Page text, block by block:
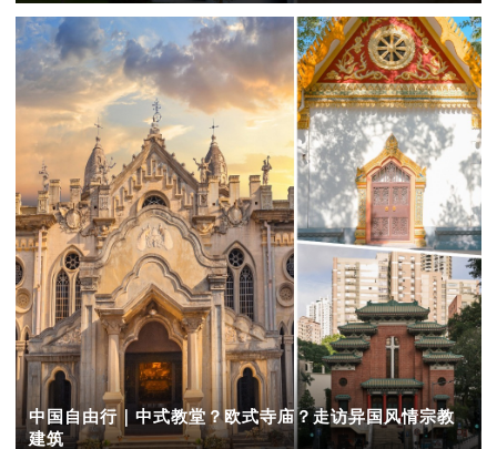
中国自由行｜中式教堂？欧式寺庙？走访异国风情宗教
建筑